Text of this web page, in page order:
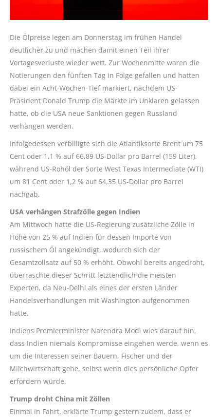
Die Ölpreise legen am Donnerstag im frühen Handel
deutlicher zu und machen damit einen Teil ihrer
Vortagesverluste wieder wett. Zur Wochenmitte waren die
Notierungen den fünften Tag in Folge gefallen und hatten
dabei ein Acht-Wochen-Tief markiert, nachdem US-
Präsident Donald Trump die Märkte im Unklaren gelassen
hatte, ob die USA neue Sanktionen gegen Russland
verhängen werden.
Infolgedessen verbilligte sich die Atlantiksorte Brent um 75
Cent oder 1,1 % auf 66,89 US-Dollar pro Barrel (159 Liter),
während US-Rohöl der Sorte West Texas Intermediate (WTI)
um 81 Cent oder 1,2 % auf 64,35 US-Dollar pro Barrel
nachgab.
USA verhängen Strafzölle gegen Indien
Am Mittwoch hatte die US-Regierung zusätzliche Zölle in
Höhe von 25 % auf Indien für dessen Importe von
russischem Öl angekündigt, wodurch sich der
Gesamtzollsatz auf 50 % erhöht. Obwohl bereits angedroht,
überraschte dieser Schritt letztendlich die meisten
Experten, da Neu-Delhi als eines der ersten Länder
Handelsverhandlungen mit Washington aufgenommen
hatte.
Indiens Premierminister Narendra Modi wies darauf hin,
dass Indien niemals Kompromisse eingehen werde, wenn es
um die Interessen seiner Bauern, Fischer und der
Milchwirtschaft gehe, selbst wenn dies persönliche Opfer
erfordern würde.
Trump droht China mit Zöllen
Einmal in Fahrt, erklärte Trump gestern zudem, dass er